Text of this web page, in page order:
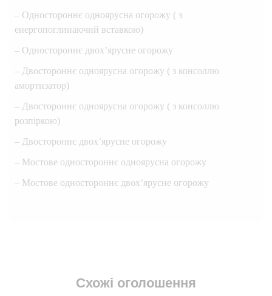
– Одностороннє одноярусна огорожу ( з
енергопоглинаючий вставкою)
– Одностороннє двох’ярусне огорожу
– Двостороннє одноярусна огорожу ( з консоллю
амортизатор)
– Двостороннє одноярусна огорожу ( з консоллю
розпіркою)
– Двостороннє двох’ярусне огорожу
– Мостове одностороннє одноярусна огорожу
– Мостове одностороннє двох’ярусне огорожу
Схожі оголошення